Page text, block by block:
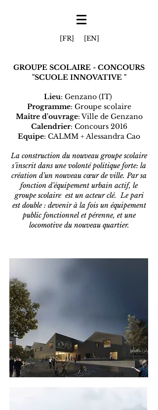
[FR] [EN]
GROUPE SCOLAIRE - CONCOURS
"SCUOLE INNOVATIVE "
Lieu: Genzano (IT)
Programme: Groupe scolaire
Maître d'ouvrage: Ville de Genzano
Calendrier: Concours 2016
Equipe: CALMM + Alessandra Cao
La construction du nouveau groupe scolaire
s’inscrit dans une volonté politique forte: la
création d’un nouveau cœur de ville. Par sa
fonction d’équipement urbain actif, le
groupe scolaire est un acteur clé. Le pari
est double : devenir à la fois un équipement
public fonctionnel et pérenne, et une
locomotive du nouveau quartier.